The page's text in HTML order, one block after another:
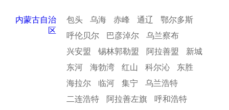
内蒙古自治
区
包头 乌海 赤峰 通辽
鄂尔多斯
呼伦贝尔
巴彦淖尔
乌兰察布
兴安盟
锡林郭勒盟 阿拉善盟
新城
东河
海勃湾 红山 科尔沁
东胜
海拉尔
临河 集宁
乌兰浩特
二连浩特
阿拉善左旗
呼和浩特